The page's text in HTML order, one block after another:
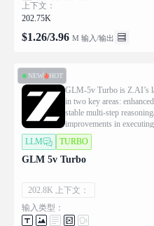
上下文：
202.75K
$1.26/3.96 M 输入/输出
NEW HOT
GLM-5v Turbo is Z.AI’s
in two key areas:
stable multi-step
improvements in
more natural
aesthetics.
LLM TURBO
GLM 5v Turbo
202.8K 上下文：
输入类型：